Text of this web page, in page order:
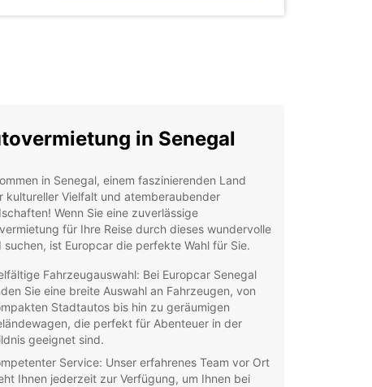
in Senegal
in Senegal, einem faszinierenden Land
kultureller Vielfalt und atemberaubender
Wenn Sie eine zuverlässige
für Ihre Reise durch dieses wundervolle
suchen, ist Europcar die perfekte Wahl für Sie.
Fahrzeugauswahl: Bei Europcar Senegal
Sie eine breite Auswahl an Fahrzeugen, von
Stadtautos bis hin zu geräumigen
die perfekt für Abenteuer in der
geeignet sind.
Service: Unser erfahrenes Team vor Ort
Ihnen jederzeit zur Verfügung, um Ihnen bei